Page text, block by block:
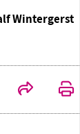
Wintergerst